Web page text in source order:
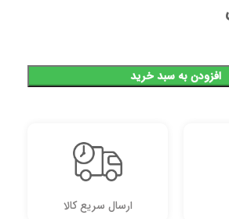
افزودن به سبد خرید
ارسال سریع کالا